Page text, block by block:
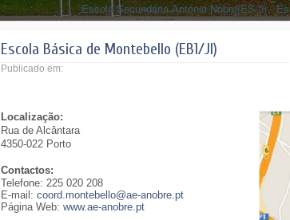
Escola Secundária António Nobre(ES/3) -
Escola Básica de Montebello (EB1/JI)
Publicado em:
Localização:
Rua de Alcântara
4350-022 Porto
Contactos:
Telefone: 225 020 208
E-mail: coord.montebello@ae-anobre.pt
Página Web: www.ae-anobre.pt